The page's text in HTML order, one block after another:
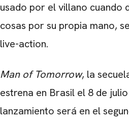
usado por el villano cuando
cosas por su propia mano,
live-action.
Man of Tomorrow, la
estrena en Brasil el 8 de
lanzamiento será en el